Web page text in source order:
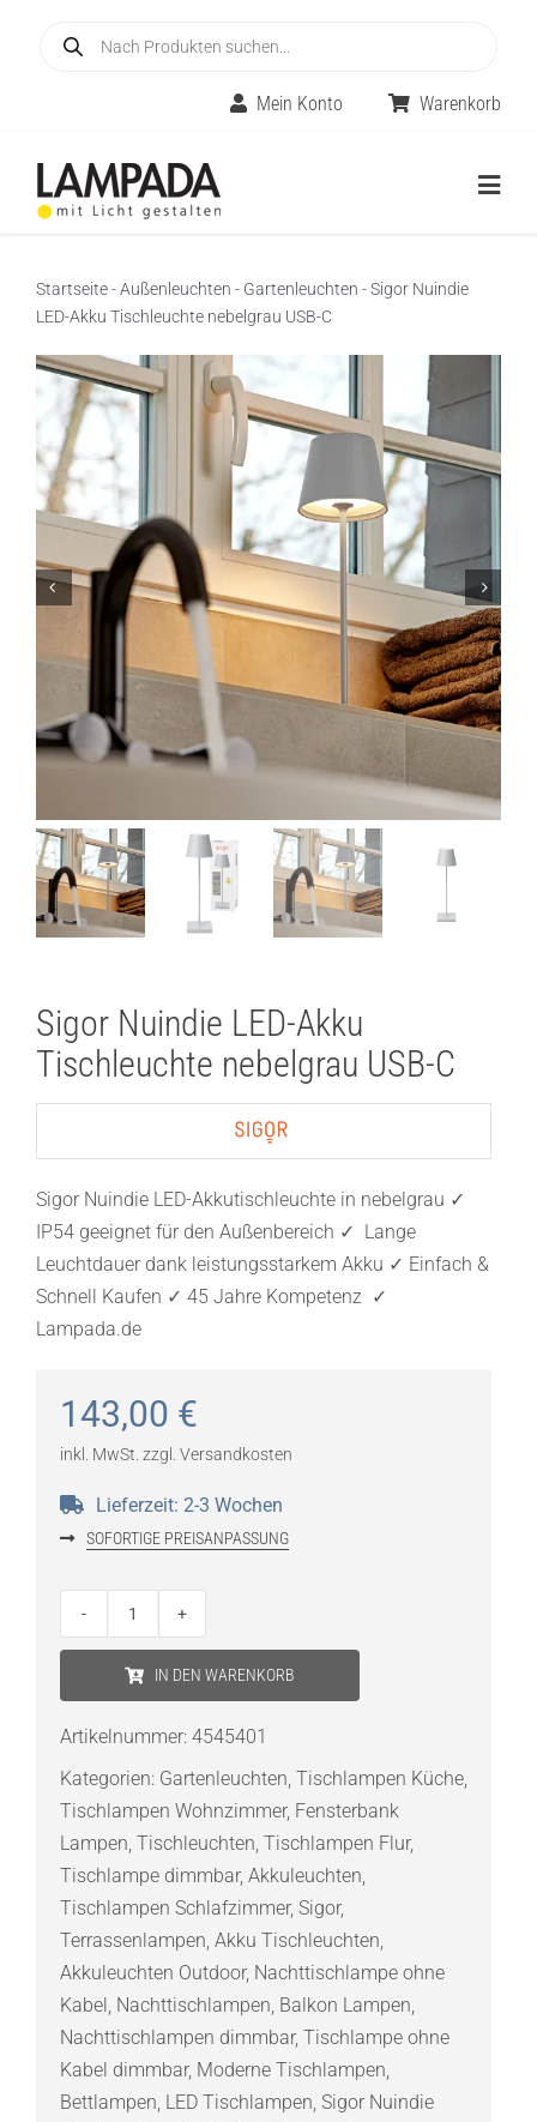
search
Mein Konto Warenkorb
Online-Shop
Innenleuchten
Räume
Außenleuchten
Lichtplanung
Referenzen
Ratgeber
Startseite-Außenleuchten - Gartenleuchten -Sigor Nuindie
LED-Akku Tischleuchte nebelgrau USB-C
Sigor Nuindie LED-Akku
Tischleuchte nebelgrau USB-C
Sigor Nuindie LED-Akkutischleuchte in nebelgrau ✓
IP54 geeignet für den Außenbereich ✓ Lange
Leuchtdauer dank leistungsstarkem Akku ✓ Einfach &
Schnell Kaufen ✓ 45 Jahre Kompetenz ✓
Lampada.de
143,00 €
inkl. MwSt. zzgl. Versandkosten
Lieferzeit: 2-3 Wochen
SOFORTIGE PREISANPASSUNG
nebelgrau
USB-
C
Menge
IN DEN WARENKORB
Artikelnummer: 4545401
Kategorien: Gartenleuchten, Tischlampen Küche,
Tischlampen Wohnzimmer, Fensterbank
Lampen, Tischleuchten, Tischlampen Flur,
Tischlampe dimmbar, Akkuleuchten,
Tischlampen Schlafzimmer, Sigor,
Terrassenlampen, Akku Tischleuchten,
Akkuleuchten Outdoor, Nachttischlampe ohne
Kabel, Nachttischlampen, Balkon Lampen,
Nachttischlampen dimmbar, Tischlampe ohne
Kabel dimmbar, Moderne Tischlampen,
Bettlampen, LED Tischlampen, Sigor Nuindie